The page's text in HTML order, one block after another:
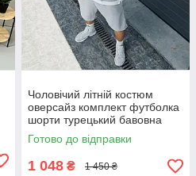
Чоловічий літній костюм
оверсайз комплект футболка
шорти турецький бавовна
сірий чорний
Готово до відправки
1 048 ₴ 1 450 ₴